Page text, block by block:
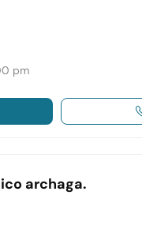
pm
archaga.